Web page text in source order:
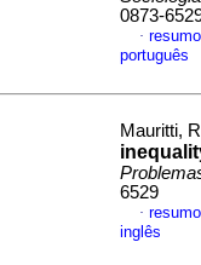
0873-
·
português
Mauritti,
6529
·
inglês